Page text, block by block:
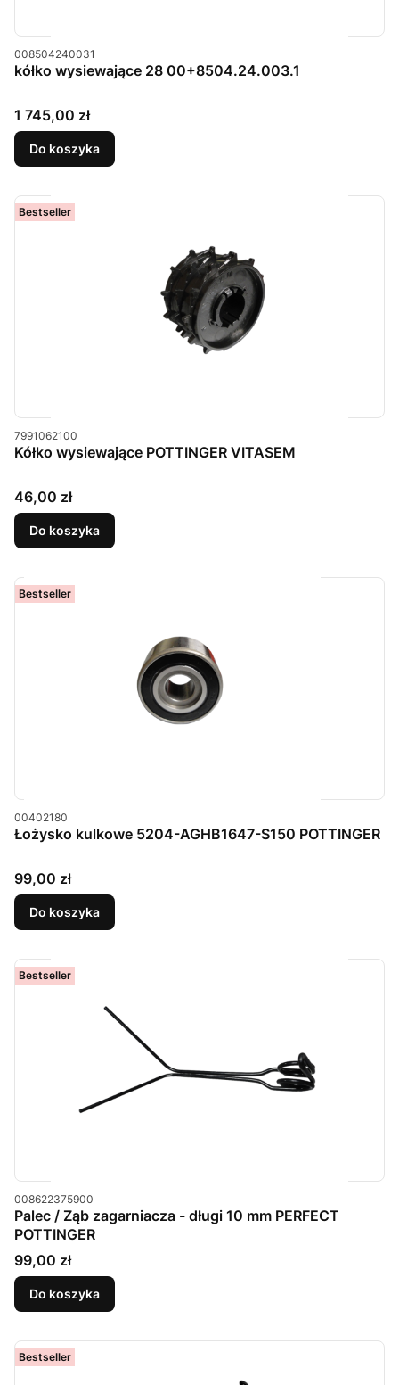
Kod produktu
008504240031
kółko wysiewające 28 00+8504.24.003.1
Cena
1 745,00 zł
Do koszyka
Bestseller
Kod produktu
7991062100
Kółko wysiewające POTTINGER VITASEM
Cena
46,00 zł
Do koszyka
Bestseller
Kod produktu
00402180
Łożysko kulkowe 5204-AGHB1647-S150 POTTINGER
Cena
99,00 zł
Do koszyka
Bestseller
Kod produktu
008622375900
Palec / Ząb zagarniacza - długi 10 mm PERFECT
POTTINGER
Cena
99,00 zł
Do koszyka
Bestseller